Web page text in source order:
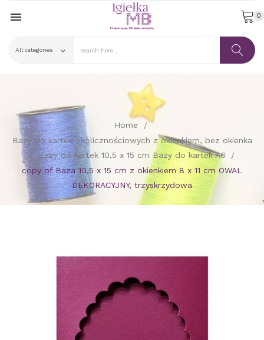
 0
Home
Bazy do kartek okolicznościowych z okienkiem, bez okienka
Bazy do kartek 10,5 x 15 cm Bazy do kartek A6
copy of Baza 10,5 x 15 cm z okienkiem 8 x 11 cm OWAL
DEKORACYJNY, trzyskrzydowa